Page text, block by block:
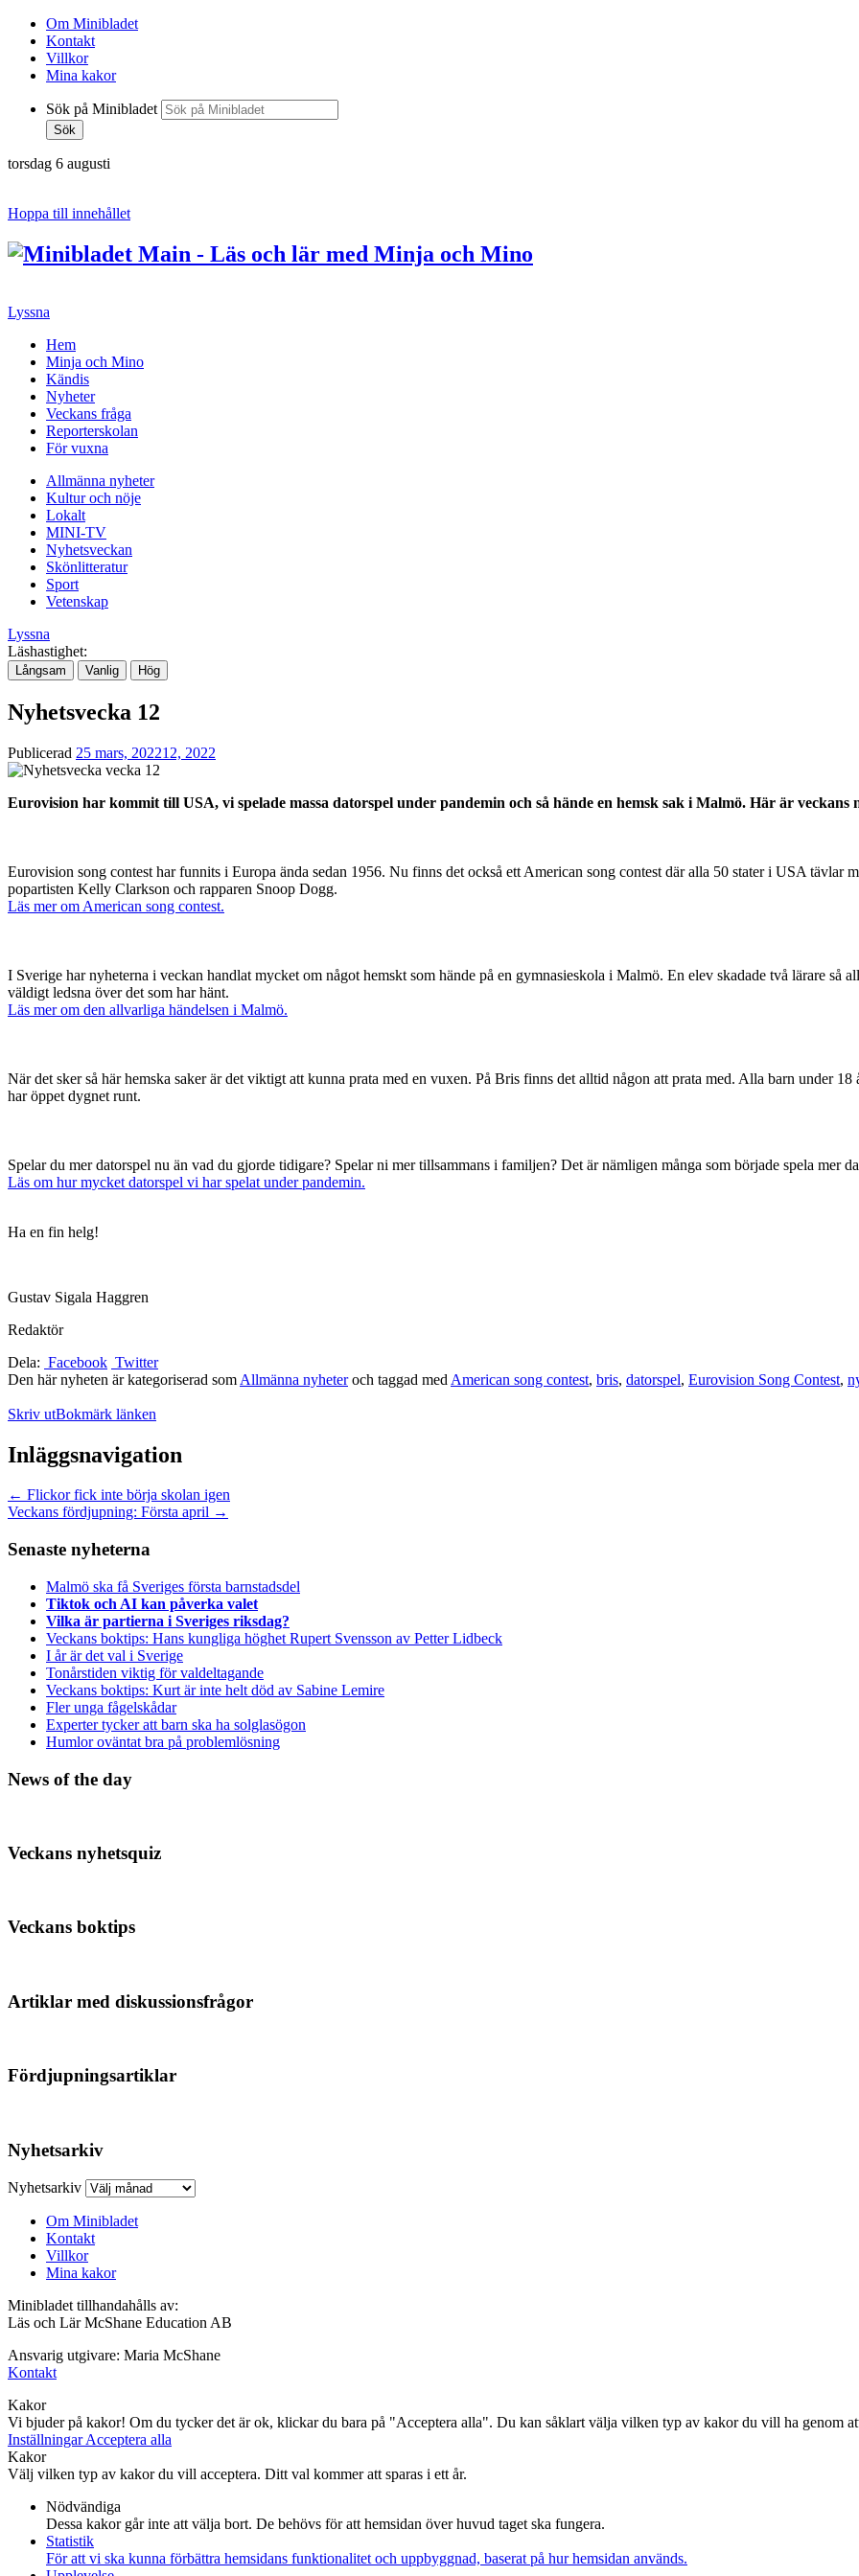
Om Minibladet
Kontakt
Villkor
Mina kakor
Sök på Minibladet
Sök
torsdag 6 augusti
Hoppa till innehållet
Lyssna
Hem
Minja och Mino
Kändis
Nyheter
Veckans fråga
Reporterskolan
För vuxna
Allmänna nyheter
Kultur och nöje
Lokalt
MINI-TV
Nyhetsveckan
Skönlitteratur
Sport
Vetenskap
Lyssna
Läshastighet:
Långsam Vanlig Hög
Nyhetsvecka 12
Publicerad 25 mars, 202212, 2022
Eurovision har kommit till USA, vi spelade massa datorspel under pandemin och så hände en hemsk sak i Malmö. Här är veckans
Eurovision song contest har funnits i Europa ända sedan 1956. Nu finns det också ett American song contest där alla 50 stater i USA tävlar
popartisten Kelly Clarkson och rapparen Snoop Dogg.
Läs mer om American song contest.
I Sverige har nyheterna i veckan handlat mycket om något hemskt som hände på en gymnasieskola i Malmö. En elev skadade två lärare så
väldigt ledsna över det som har hänt.
Läs mer om den allvarliga händelsen i Malmö.
När det sker så här hemska saker är det viktigt att kunna prata med en vuxen. På Bris finns det alltid någon att prata med. Alla barn under 18
har öppet dygnet runt.
Spelar du mer datorspel nu än vad du gjorde tidigare? Spelar ni mer tillsammans i familjen? Det är nämligen många som började spela mer
Läs om hur mycket datorspel vi har spelat under pandemin.
Ha en fin helg!
Gustav Sigala Haggren
Redaktör
Dela: Facebook Twitter
Den här nyheten är kategoriserad som Allmänna nyheteroch taggad med American song contest, bris, datorspel, Eurovision Song Contest,
Skriv utBokmärk länken
Inläggsnavigation
← Flickor fick inte börja skolan igen
Veckans fördjupning: Första april →
Senaste nyheterna
Malmö ska få Sveriges första barnstadsdel
Tiktok och AI kan påverka valet
Vilka är partierna i Sveriges riksdag?
Veckans boktips: Hans kungliga höghet Rupert Svensson av Petter Lidbeck
I år är det val i Sverige
Tonårstiden viktig för valdeltagande
Veckans boktips: Kurt är inte helt död av Sabine Lemire
Fler unga fågelskådar
Experter tycker att barn ska ha solglasögon
Humlor oväntat bra på problemlösning
News of the day
Veckans nyhetsquiz
Veckans boktips
Artiklar med diskussionsfrågor
Fördjupningsartiklar
Nyhetsarkiv
Nyhetsarkiv
Om Minibladet
Kontakt
Villkor
Mina kakor
Minibladet tillhandahålls av:
Läs och Lär McShane Education AB
Ansvarig utgivare: Maria McShane
Kontakt
Kakor
Vi bjuder på kakor! Om du tycker det är ok, klickar du bara på "Acceptera alla". Du kan såklart välja vilken typ av kakor du vill ha genom
InställningarAcceptera alla
Kakor
Välj vilken typ av kakor du vill acceptera. Ditt val kommer att sparas i ett år.
Nödvändiga
Dessa kakor går inte att välja bort. De behövs för att hemsidan över huvud taget ska fungera.
Statistik
För att vi ska kunna förbättra hemsidans funktionalitet och uppbyggnad, baserat på hur hemsidan används.